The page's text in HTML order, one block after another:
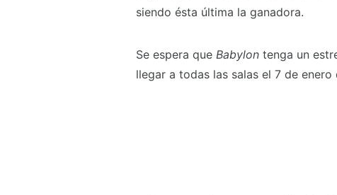
siendo ésta última la ganadora.
Se espera que Babylon tenga un
llegar a todas las salas el 7 de enero